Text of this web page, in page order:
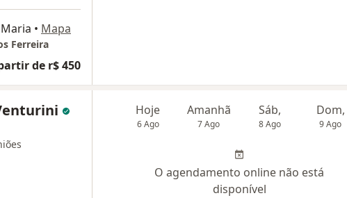
• Mapa
Ferreira
de r$ 450
Hoje
6 Ago
Amanhã
7 Ago
Sáb,
8 Ago
Dom,
9 Ago
O agendamento online não está
disponível